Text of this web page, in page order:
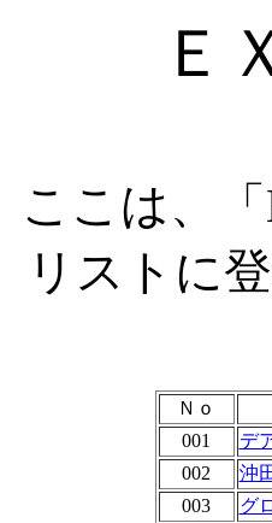
Ｅ
ここは、「
リストに
Ｎｏ
001
デ
002
沖
003
グ